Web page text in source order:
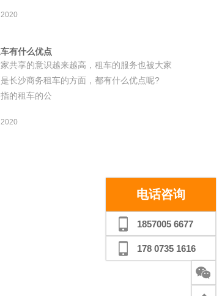
2020
有什么优点
享的意识越来越高，租车的服务也被大家
是长沙商务租车的方面，都有什么优点呢?
的租车的公
2020
电话咨询
1857005 6677
178 0735 1616